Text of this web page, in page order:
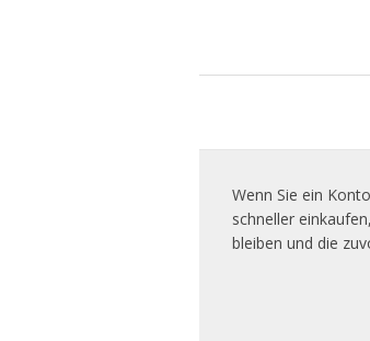
Wenn Sie ein
schneller
bleiben und die